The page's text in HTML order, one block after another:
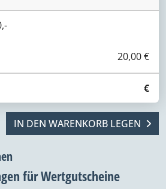
20,00 €
€
IN DEN WARENKORB LEGEN
für Wertgutscheine